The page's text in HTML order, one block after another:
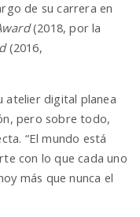
de su carrera en
(2018, por la
(2016,
atelier digital planea
pero sobre todo,
“El mundo está
con lo que cada uno
más que nunca el